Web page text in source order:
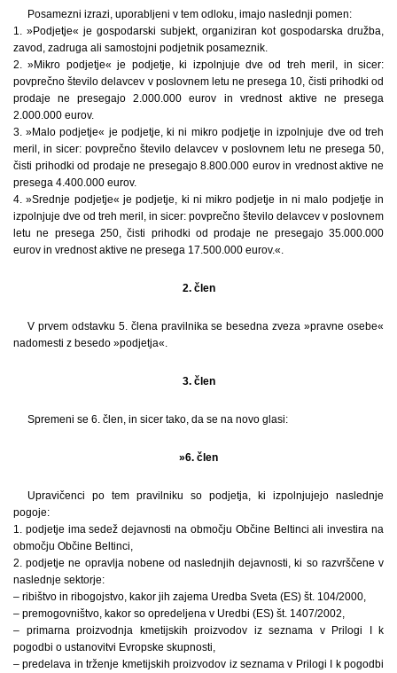
Posamezni izrazi, uporabljeni v tem odloku, imajo naslednji pomen:
1. »Podjetje« je gospodarski subjekt, organiziran kot gospodarska družba,
zavod, zadruga ali samostojni podjetnik posameznik.
2. »Mikro podjetje« je podjetje, ki izpolnjuje dve od treh meril, in sicer:
povprečno število delavcev v poslovnem letu ne presega 10, čisti prihodki od
prodaje ne presegajo 2.000.000 eurov in vrednost aktive ne presega
2.000.000 eurov.
3. »Malo podjetje« je podjetje, ki ni mikro podjetje in izpolnjuje dve od treh
meril, in sicer: povprečno število delavcev v poslovnem letu ne presega 50,
čisti prihodki od prodaje ne presegajo 8.800.000 eurov in vrednost aktive ne
presega 4.400.000 eurov.
4. »Srednje podjetje« je podjetje, ki ni mikro podjetje in ni malo podjetje in
izpolnjuje dve od treh meril, in sicer: povprečno število delavcev v poslovnem
letu ne presega 250, čisti prihodki od prodaje ne presegajo 35.000.000
eurov in vrednost aktive ne presega 17.500.000 eurov.«.
2. člen
V prvem odstavku 5. člena pravilnika se besedna zveza »pravne osebe«
nadomesti z besedo »podjetja«.
3. člen
Spremeni se 6. člen, in sicer tako, da se na novo glasi:
»6. člen
Upravičenci po tem pravilniku so podjetja, ki izpolnjujejo naslednje
pogoje:
1. podjetje ima sedež dejavnosti na območju Občine Beltinci ali investira na
območju Občine Beltinci,
2. podjetje ne opravlja nobene od naslednjih dejavnosti, ki so razvrščene v
naslednje sektorje:
– ribištvo in ribogojstvo, kakor jih zajema Uredba Sveta (ES) št. 104/2000,
– premogovništvo, kakor so opredeljena v Uredbi (ES) št. 1407/2002,
– primarna proizvodnja kmetijskih proizvodov iz seznama v Prilogi I k
pogodbi o ustanovitvi Evropske skupnosti,
– predelava in trženje kmetijskih proizvodov iz seznama v Prilogi I k pogodbi